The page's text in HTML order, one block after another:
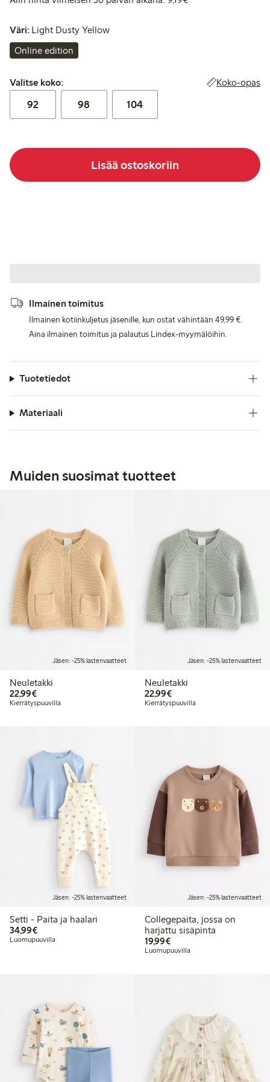
Väri: Light Dusty Yellow
Online edition
Valitse koko:
Valitse koko: Koko-opas
92 98 104
Lisää ostoskoriin
Ilmainen toimitus
Ilmainen kotiinkuljetus jäsenille, kun ostat vähintään 49,99 €.
Aina ilmainen toimitus ja palautus Lindex-myymälöihin.
Tuotetiedot
Materiaali
Muiden suosimat tuotteet
Jäsen: -25% lastenvaatteet
Neuletakki
22,99€22,99 €
Kierrätyspuuvilla
Jäsen: -25% lastenvaatteet
Neuletakki
22,99€22,99 €
Kierrätyspuuvilla
Jäsen: -25% lastenvaatteet
Setti - Paita ja haalari
34,99€34,99 €
Luomupuuvilla
Jäsen: -25% lastenvaatteet
Collegepaita, jossa on
harjattu sisäpinta
19,99€19,99 €
Luomupuuvilla